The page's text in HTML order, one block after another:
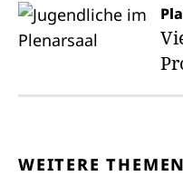
WEITERE THEMEN